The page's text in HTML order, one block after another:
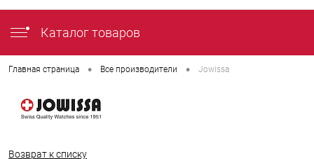
Каталог товаров
Главная страница • Все производители • Jowissa
Возврат к списку